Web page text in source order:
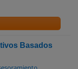
Basados